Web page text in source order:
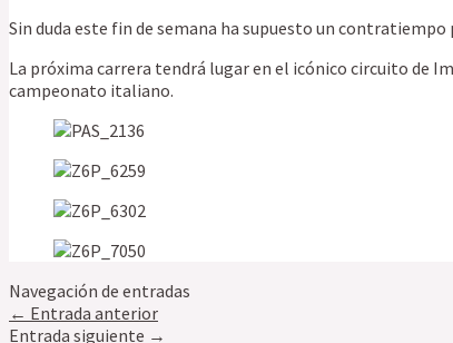
Sin duda este fin de semana ha supuesto un
La próxima carrera tendrá lugar en el icónico circuito de
campeonato italiano.
Navegación de entradas
← Entrada anterior
Entrada siguiente →